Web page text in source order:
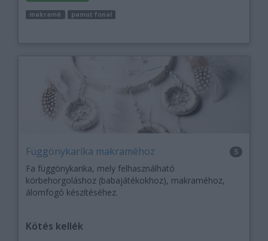
makramé pamut fonal
Függönykarika makraméhoz 5
Fa függönykarika, mely felhasználható
körbehorgoláshoz (babajátékokhoz), makraméhoz,
álomfogó készítéséhez.
Kötés kellék